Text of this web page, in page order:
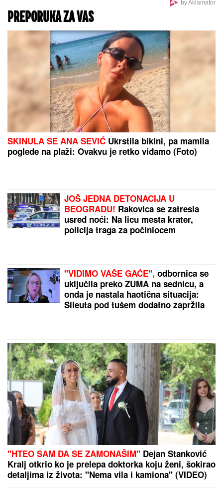
"Orlići" na popravnom: Evo gde možete gledati meč
Srbije i Rumunije na prvenstvu Evrope
mišićima podigla 14 kilograma i postala globalno
poznata
"To je Božji blagoslov!" Radost u domu Dragana
Stankovića 4 dana nakon veridbe, emotivnim rečiam
se obratio verenici (FOTO)
by Aklamator
PREPORUKA ZA VAS